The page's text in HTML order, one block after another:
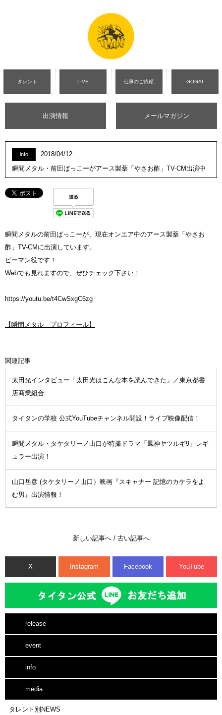
タレント LIVE 仕事のご依頼 GOGAI
出演情報 メールマガジン
info
2018/04/12
瞬間メタル・前田ばっこーがアース製薬「やさお酢」TV-CM出演中
瞬間メタルの前田ばっこーが、現在オンエア中のアース製薬「やさお
酢」TV-CMに出演しています。
ピーマン役です！
Webでも見れますので、ぜひチェック下さい！
https://youtu.be/t4CwSxgC6zg
【瞬間メタル プロフィール】
関連記事
太田光インタビュー「太田光はこんな本を読んできた」／東京都書
店商業組合
タイタンの学校 公式YouTubeチャンネル開設！ライブ映像配信！
瞬間メタル・タケタリーノ山口が特撮ドラマ「鳳神ヤツルギ9」レギ
ュラー出演！
山口岳彦 (タケタリーノ山口）映画『スキャナー 記憶のカケラをよ
む男』出演情報！
新しい記事へ/ 古い記事へ
X Instagram Facebook YouTube
release
event
info
media
タレント別NEWS